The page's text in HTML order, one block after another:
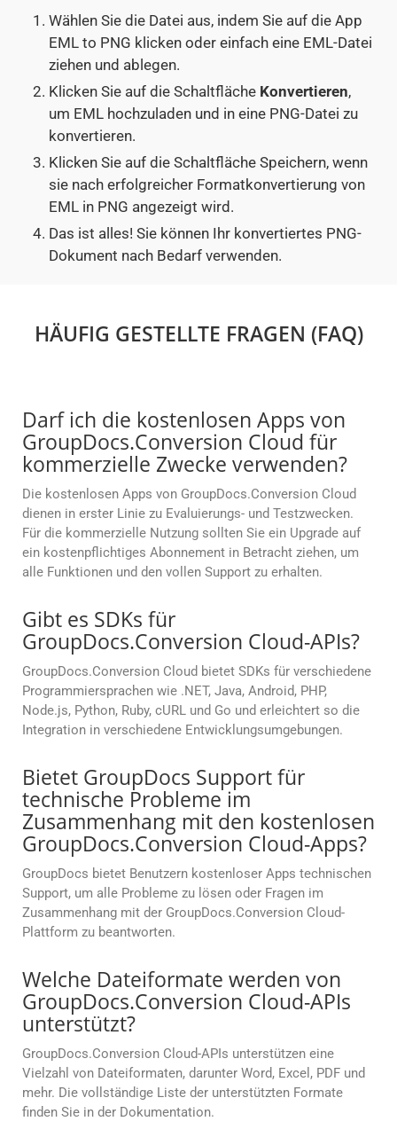
Wählen Sie die Datei aus, indem Sie auf die App
EML to PNG klicken oder einfach eine EML-Datei
ziehen und ablegen.
Klicken Sie auf die Schaltfläche Konvertieren,
um EML hochzuladen und in eine PNG-Datei zu
konvertieren.
Klicken Sie auf die Schaltfläche Speichern, wenn
sie nach erfolgreicher Formatkonvertierung von
EML in PNG angezeigt wird.
Das ist alles! Sie können Ihr konvertiertes PNG-
Dokument nach Bedarf verwenden.
HÄUFIG GESTELLTE FRAGEN (FAQ)
Darf ich die kostenlosen Apps von
GroupDocs.Conversion Cloud für
kommerzielle Zwecke verwenden?
Die kostenlosen Apps von GroupDocs.Conversion Cloud
dienen in erster Linie zu Evaluierungs- und Testzwecken.
Für die kommerzielle Nutzung sollten Sie ein Upgrade auf
ein kostenpflichtiges Abonnement in Betracht ziehen, um
alle Funktionen und den vollen Support zu erhalten.
Gibt es SDKs für
GroupDocs.Conversion Cloud-APIs?
GroupDocs.Conversion Cloud bietet SDKs für verschiedene
Programmiersprachen wie .NET, Java, Android, PHP,
Node.js, Python, Ruby, cURL und Go und erleichtert so die
Integration in verschiedene Entwicklungsumgebungen.
Bietet GroupDocs Support für
technische Probleme im
Zusammenhang mit den kostenlosen
GroupDocs.Conversion Cloud-Apps?
GroupDocs bietet Benutzern kostenloser Apps technischen
Support, um alle Probleme zu lösen oder Fragen im
Zusammenhang mit der GroupDocs.Conversion Cloud-
Plattform zu beantworten.
Welche Dateiformate werden von
GroupDocs.Conversion Cloud-APIs
unterstützt?
GroupDocs.Conversion Cloud-APIs unterstützen eine
Vielzahl von Dateiformaten, darunter Word, Excel, PDF und
mehr. Die vollständige Liste der unterstützten Formate
finden Sie in der Dokumentation.